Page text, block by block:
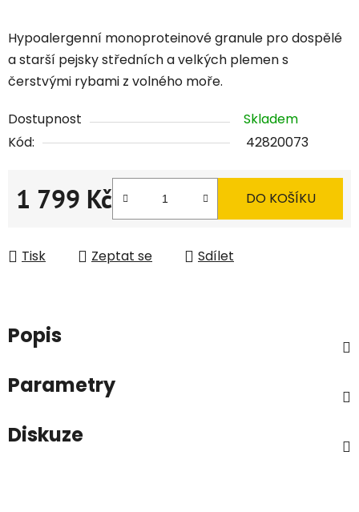
Hypoalergenní monoproteinové granule pro dospělé
a starší pejsky středních a velkých plemen s
čerstvými rybami z volného moře.
Dostupnost
Skladem
Kód:
42820073
1 799 Kč DO KOŠÍKU
Tisk Zeptat se Sdílet
Popis
Parametry
Diskuze